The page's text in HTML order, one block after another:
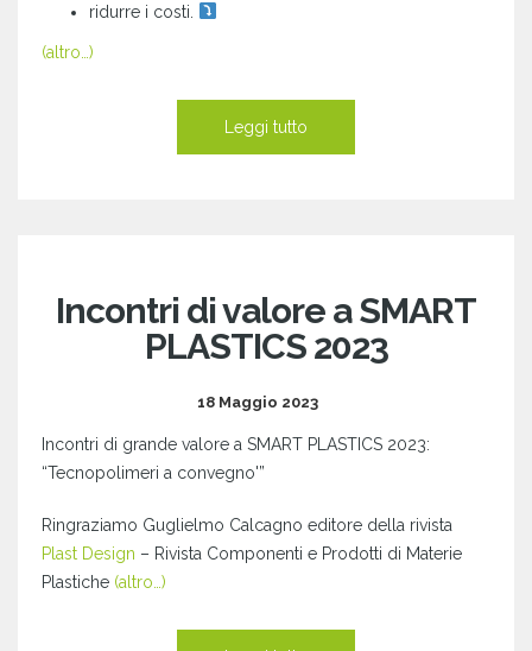
ridurre i costi.
(altro…)
Leggi tutto
Incontri di valore a SMART
PLASTICS 2023
18 Maggio 2023
Incontri di grande valore a SMART PLASTICS 2023:
“Tecnopolimeri a convegno'”
Ringraziamo Guglielmo Calcagno editore della rivista
Plast Design – Rivista Componenti e Prodotti di Materie
Plastiche (altro…)